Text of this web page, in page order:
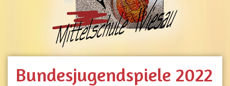
Bundesjugendspiele 2022